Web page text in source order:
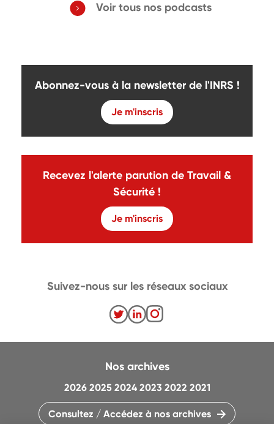
Voir tous nos podcasts
Abonnez-vous à la newsletter de l'INRS !
Je m'inscris
Recevez l'alerte parution de Travail &
Sécurité !
Je m'inscris
Nos archives
2026 2025 2024 2023 2022 2021
Consultez / Accédez à nos archives
Suivez-nous sur les réseaux sociaux